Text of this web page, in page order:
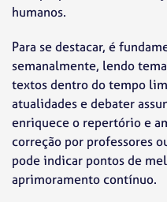
humanos.
Para se destacar, é
semanalmente, lendo
textos dentro do tempo
atualidades e debater
enriquece o repertório e
correção por professores
pode indicar pontos de
aprimoramento contínuo.